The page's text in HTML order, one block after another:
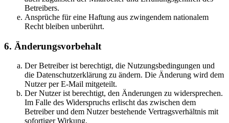
Betreibers.
Ansprüche für eine Haftung aus zwingendem nationalem
Recht bleiben unberührt.
6. Änderungsvorbehalt
Der Betreiber ist berechtigt, die Nutzungsbedingungen und
die Datenschutzerklärung zu ändern. Die Änderung wird dem
Nutzer per E-Mail mitgeteilt.
Der Nutzer ist berechtigt, den Änderungen zu widersprechen.
Im Falle des Widerspruchs erlischt das zwischen dem
Betreiber und dem Nutzer bestehende Vertragsverhältnis mit
sofortiger Wirkung.